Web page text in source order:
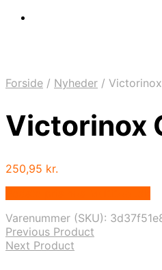
Forside / Nyheder /
Victorinox
250,95 kr.
Varenummer (SKU):
Previous Product
Next Product